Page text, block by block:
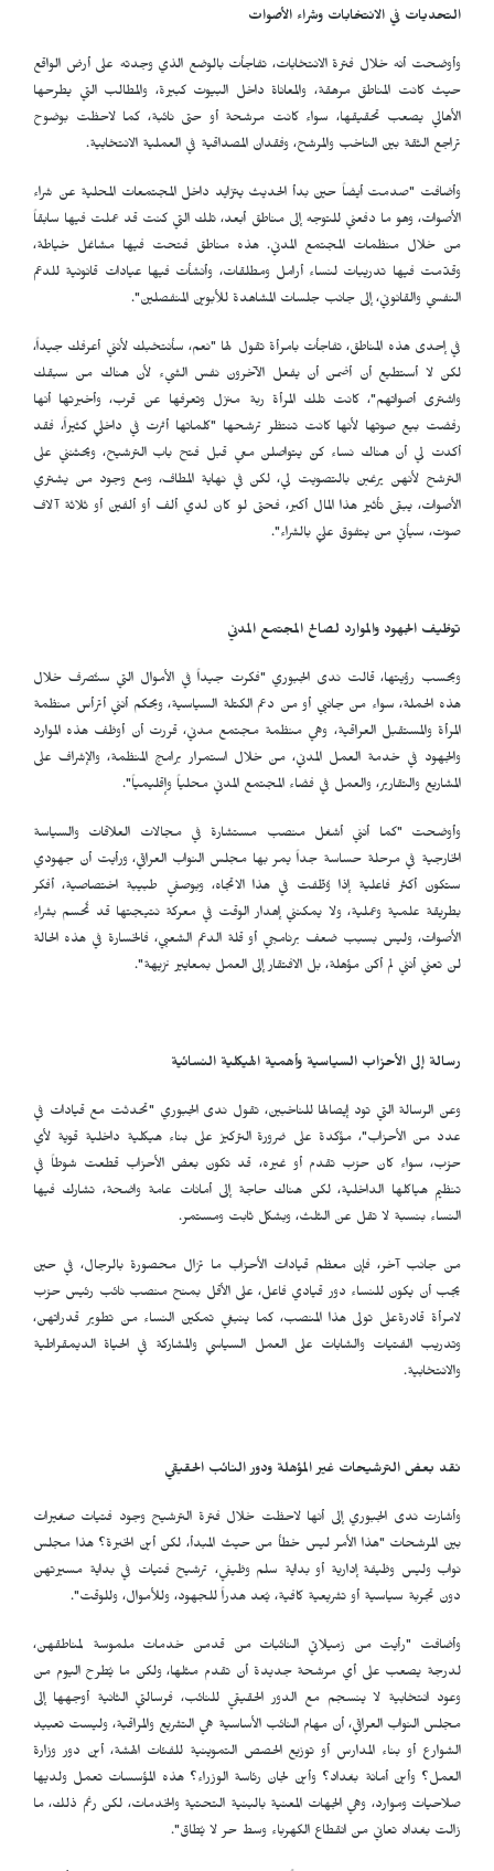
التحديات في الانتخابات وشراء الأصوات
وأوضحت أنه خلال فترة الانتخابات، تفاجأت بالوضع الذي وجدته على أرض الواقع
حيث كانت المناطق مرهقة، والمعاناة داخل البيوت كبيرة، والمطالب التي يطرحها
الأهالي يصعب تحقيقها، سواء كانت مرشحة أو حتى نائبة، كما لاحظت بوضوح
تراجع الثقة بين الناخب والمرشح، وفقدان المصداقية في العملية الانتخابية.
وأضافت "صدمت أيضاً حين بدأ الحديث يتزايد داخل المجتمعات المحلية عن شراء
الأصوات، وهو ما دفعني للتوجه إلى مناطق أبعد، تلك التي كنت قد عملت فيها سابقاً
من خلال منظمات المجتمع المدني. هذه مناطق فتحت فيها مشاغل خياطة،
وقدّمت فيها تدريبات لنساء أرامل ومطلقات، وأنشأت فيها عيادات قانونية للدعم
النفسي والقانوني، إلى جانب جلسات المشاهدة للأبوين المنفصلين".
في إحدى هذه المناطق، تفاجأت بامرأة تقول لها "نعم، سأنتخبك لأنني أعرفك جيداً،
لكن لا أستطيع أن أضمن أن يفعل الآخرون نفس الشيء لأن هناك من سبقك
واشترى أصواتهم"، كانت تلك المرأة ربة منزل وتعرفها عن قرب، وأخبرتها أنها
رفضت بيع صوتها لأنها كانت تنتظر ترشحها "كلماتها أثرت في داخلي كثيراً، فقد
أكدت لي أن هناك نساء كنّ يتواصلن معي قبل فتح باب الترشيح، ويحثنني على
الترشح لأنهن يرغبن بالتصويت لي، لكن في نهاية المطاف، ومع وجود من يشتري
الأصوات، يبقى تأثير هذا المال أكبر، فحتى لو كان لدي ألف أو ألفين أو ثلاثة آلاف
صوت، سيأتي من يتفوق عليّ بالشراء".
توظيف الجهود والموارد لصالح المجتمع المدني
وبحسب رؤيتها، قالت ندى الجبوري "فكرت جيداً في الأموال التي ستُصرف خلال
هذه الحملة، سواء من جانبي أو من دعم الكتلة السياسية، وبحكم أنني أترأس منظمة
المرأة والمستقبل العراقية، وهي منظمة مجتمع مدني، قررت أن أوظف هذه الموارد
والجهود في خدمة العمل المدني، من خلال استمرار برامج المنظمة، والإشراف على
المشاريع والتقارير، والعمل في فضاء المجتمع المدني محلياً وإقليمياً".
وأوضحت "كما أنني أشغل منصب مستشارة في مجالات العلاقات والسياسة
الخارجية في مرحلة حساسة جداً يمر بها مجلس النواب العراقي، ورأيت أن جهودي
ستكون أكثر فاعلية إذا وُظّفت في هذا الاتجاه، وبوصفي طبيبة اختصاصية، أفكر
بطريقة علمية وعملية، ولا يمكنني إهدار الوقت في معركة نتيجتها قد تُحسم بشراء
الأصوات، وليس بسبب ضعف برنامجي أو قلة الدعم الشعبي، فالخسارة في هذه الحالة
لن تعني أنني لم أكن مؤهلة، بل الافتقار إلى العمل بمعايير نزيهة".
رسالة إلى الأحزاب السياسية وأهمية الهيكلية النسائية
وعن الرسالة التي تود إيصالها للناخبين، تقول ندى الجبوري "تحدثت مع قيادات في
عدد من الأحزاب"، مؤكدة على ضرورة التركيز على بناء هيكلية داخلية قوية لأي
حزب، سواء كان حزب تقدم أو غيره، قد تكون بعض الأحزاب قطعت شوطاً في
تنظيم هياكلها الداخلية، لكن هناك حاجة إلى أمانات عامة واضحة، تشارك فيها
النساء بنسبة لا تقل عن الثلث، وبشكل ثابت ومستمر.
من جانب آخر، فإن معظم قيادات الأحزاب ما تزال محصورة بالرجال، في حين
يجب أن يكون للنساء دور قيادي فاعل، على الأقل بمنح منصب نائب رئيس حزب
لامرأة قادرةعلى تولى هذا المنصب، كما ينبغي تمكين النساء من تطوير قدراتهن،
وتدريب الفتيات والشابات على العمل السياسي والمشاركة في الحياة الديمقراطية
والانتخابية.
نقد بعض الترشيحات غير المؤهلة ودور النائب الحقيقي
وأشارت ندى الجبوري إلى أنها لاحظت خلال فترة الترشيح وجود فتيات صغيرات
بين المرشحات "هذا الأمر ليس خطأ من حيث المبدأ، لكن أين الخبرة؟ هذا مجلس
نواب وليس وظيفة إدارية أو بداية سلم وظيفي، ترشيح فتيات في بداية مسيرتهن
دون تجربة سياسية أو تشريعية كافية، يُعد هدراً للجهود، وللأموال، وللوقت".
وأضافت "رأيت من زميلاتي النائبات من قدمن خدمات ملموسة لمناطقهن،
لدرجة يصعب على أي مرشحة جديدة أن تقدم مثلها، ولكن ما يُطرح اليوم من
وعود انتخابية لا ينسجم مع الدور الحقيقي للنائب، فرسالتي الثانية أوجهها إلى
مجلس النواب العراقي، أن مهام النائب الأساسية هي التشريع والمراقبة، وليست تعبيد
الشوارع أو بناء المدارس أو توزيع الحصص التموينية للفئات الهشة، أين دور وزارة
العمل؟ وأين أمانة بغداد؟ وأين لجان رئاسة الوزراء؟ هذه المؤسسات تعمل ولديها
صلاحيات وموارد، وهي الجهات المعنية بالبنية التحتية والخدمات، لكن رغم ذلك، ما
زالت بغداد تعاني من انقطاع الكهرباء وسط حر لا يُطاق".